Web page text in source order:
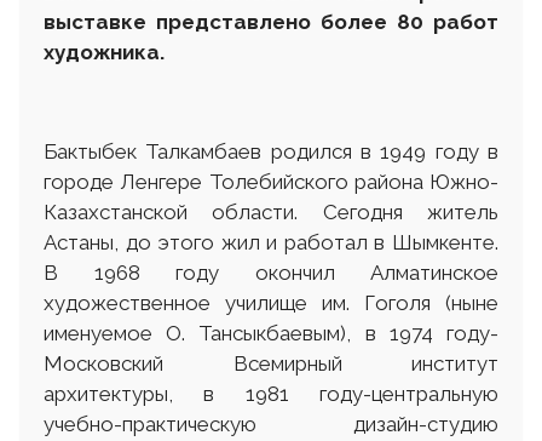
выставке представлено более 80 работ
художника.
Бактыбек Талкамбаев родился в 1949 году в
городе Ленгере Толебийского района Южно-
Казахстанской области. Сегодня житель
Астаны, до этого жил и работал в Шымкенте.
В 1968 году окончил Алматинское
художественное училище им. Гоголя (ныне
именуемое О. Тансыкбаевым), в 1974 году-
Московский Всемирный институт
архитектуры, в 1981 году-центральную
учебно-практическую дизайн-студию